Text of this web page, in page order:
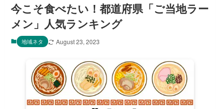
今こそ食べたい！都道府県「ご当地ラー
メン」人気ランキング
地域ネタ August 23, 2023